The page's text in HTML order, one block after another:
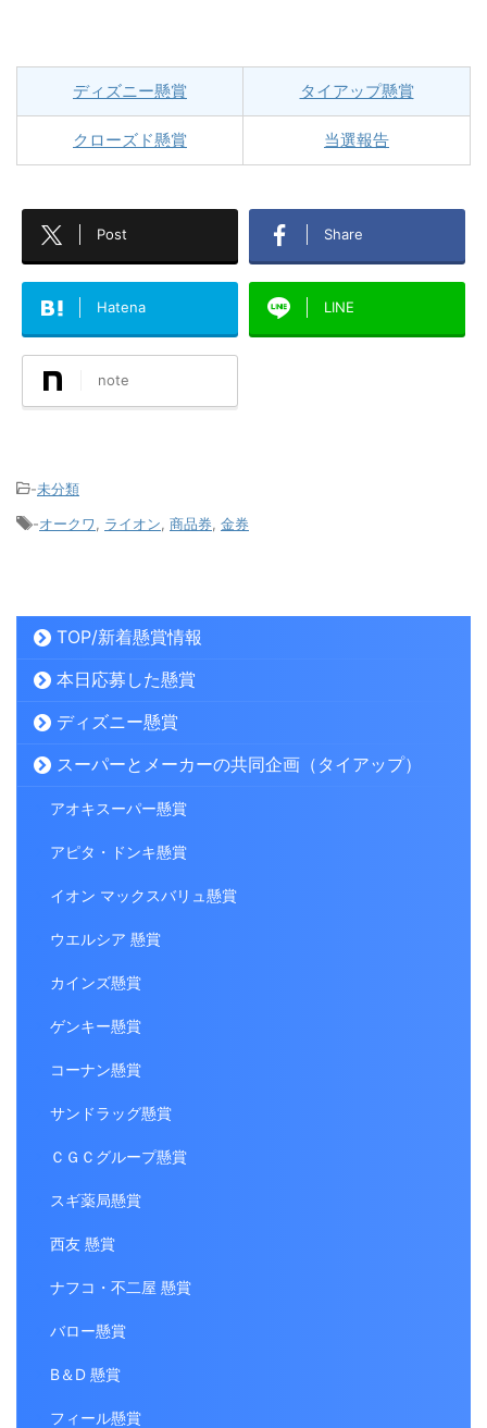
ディズニー懸賞 タイアップ懸賞
クローズド懸賞 当選報告
Post Share
Hatena LINE
note
-未分類
-オークワ ライオン 商品券 金券
TOP/新着懸賞情報
本日応募した懸賞
ディズニー懸賞
スーパーとメーカーの共同企画（タイアップ）
アオキスーパー懸賞
アピタ・ドンキ懸賞
イオン マックスバリュ懸賞
ウエルシア 懸賞
カインズ懸賞
ゲンキー懸賞
コーナン懸賞
サンドラッグ懸賞
ＣＧＣグループ懸賞
スギ薬局懸賞
西友 懸賞
ナフコ・不二屋 懸賞
バロー懸賞
B＆D 懸賞
フィール懸賞